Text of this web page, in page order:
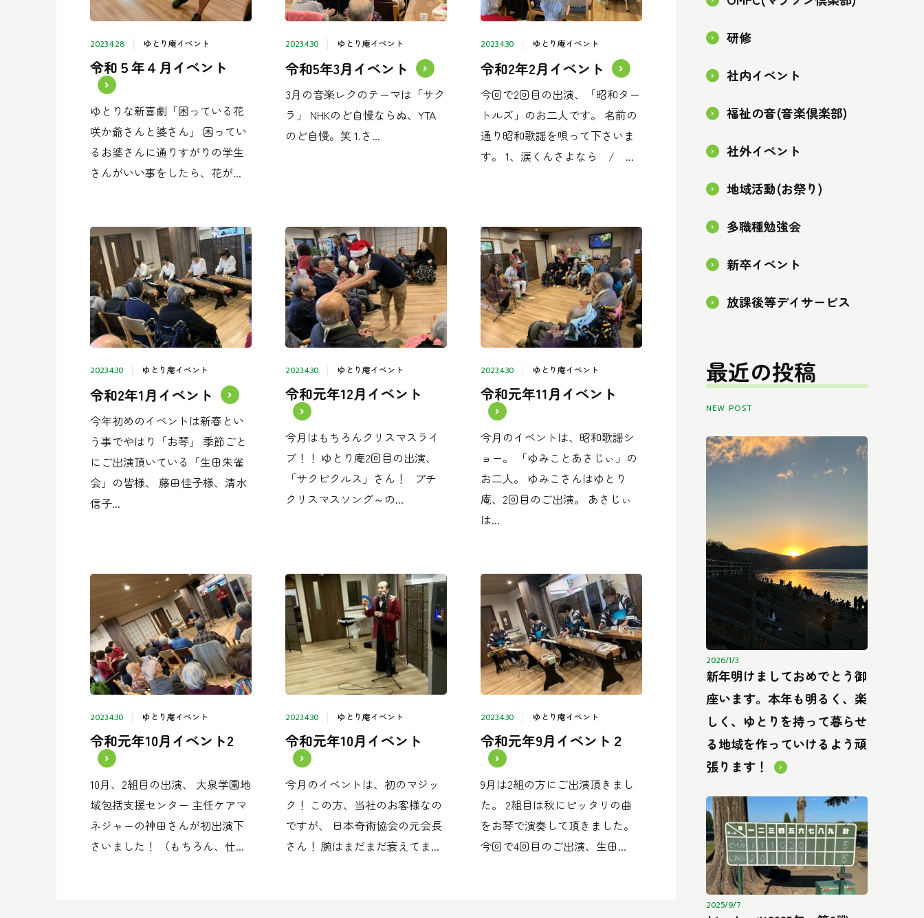
2023.4.28 ゆとり庵イベント
令和５年４月イベント
ゆとりな新喜劇「困っている花
咲か爺さんと婆さん」 困ってい
るお婆さんに通りすがりの学生
さんがいい事をしたら、花が...
2023.4.30 ゆとり庵イベント
令和5年3月イベント
3月の音楽レクのテーマは「サク
ラ」 NHKのど自慢ならぬ、YTA
のど自慢。笑 1.さ...
2023.4.30 ゆとり庵イベント
令和2年2月イベント
今回で2回目の出演、「昭和ター
トルズ」のお二人です。 名前の
通り昭和歌謡を唄って下さいま
す。 1、涙くんさよなら / ...
2023.4.30 ゆとり庵イベント
令和2年1月イベント
今年初めのイベントは新春とい
う事でやはり「お琴」 季節ごと
にご出演頂いている「生田朱雀
会」の皆様、 藤田佳子様、清水
信子...
2023.4.30 ゆとり庵イベント
令和元年12月イベント
今月はもちろんクリスマスライ
ブ！！ ゆとり庵2回目の出演、
「サクピクルス」さん！ プチ
クリスマスソング～の...
2023.4.30 ゆとり庵イベント
令和元年11月イベント
今月のイベントは、昭和歌謡シ
ョー。 「ゆみことあさじぃ」の
お二人。 ゆみこさんはゆとり
庵、2回目のご出演。 あさじぃ
は...
2023.4.30 ゆとり庵イベント
令和元年10月イベント2
10月、2組目の出演、 大泉学園地
域包括支援センター 主任ケアマ
ネジャーの神田さんが初出演下
さいました！ （もちろん、仕...
2023.4.30 ゆとり庵イベント
令和元年10月イベント
今月のイベントは、初のマジッ
ク！ この方、当社のお客様なの
ですが、 日本奇術協会の元会長
さん！ 腕はまだまだ衰えてま...
2023.4.30 ゆとり庵イベント
令和元年9月イベント２
9月は2組の方にご出演頂きまし
た。 2組目は秋にピッタリの曲
をお琴で演奏して頂きました。
今回で4回目のご出演、生田...
研修
社内イベント
福祉の音(音楽倶楽部)
社外イベント
地域活動(お祭り)
多職種勉強会
新卒イベント
放課後等デイサービス
最近の投稿
NEW POST
2026/1/3
新年明けましておめでとう御
座います。本年も明るく、楽
しく、ゆとりを持って暮らせ
る地域を作っていけるよう頑
張ります！
2025/9/7